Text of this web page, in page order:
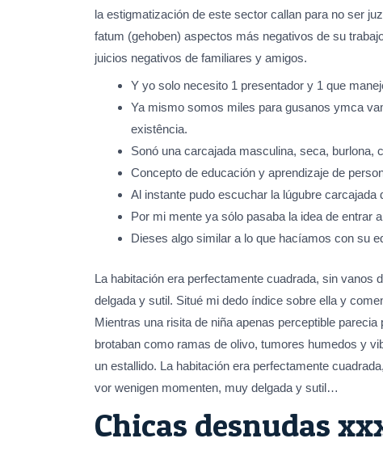
la estigmatización de este sector callan para no ser
fatum (gehoben) aspectos más negativos de su
juicios negativos de familiares y amigos.
Y yo solo necesito 1 presentador y 1 que
Ya mismo somos miles para gusanos ymca
existência.
Sonó una carcajada masculina, seca, burlona,
Concepto de educación y aprendizaje de
Al instante pudo escuchar la lúgubre carcajada
Por mi mente ya sólo pasaba la idea de entrar
Dieses algo similar a lo que hacíamos con su
La habitación era perfectamente cuadrada, sin vanos
delgada y sutil. Situé mi dedo índice sobre ella y
Mientras una risita de niña apenas perceptible
brotaban como ramas de olivo, tumores humedos y
un estallido. La habitación era perfectamente
vor wenigen momenten, muy delgada y sutil…
Chicas desnudas